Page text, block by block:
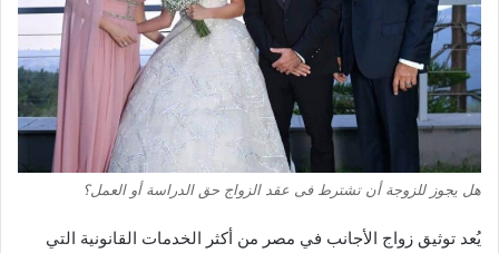
هل يجوز للزوجة أن تشترط فى عقد الزواج حق الدراسة أو العمل؟
يُعد توثيق زواج الأجانب في مصر من أكثر الخدمات القانونية التي